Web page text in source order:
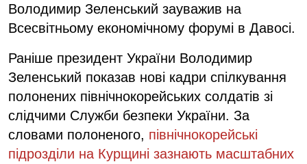
Володимир Зеленський зауважив на
Всесвітньому економічному форумі в Давосі.
Раніше президент України Володимир
Зеленський показав нові кадри спілкування
полонених північнокорейських солдатів зі
слідчими Служби безпеки України. За
словами полоненого, північнокорейські
підрозділи на Курщині зазнають масштабних